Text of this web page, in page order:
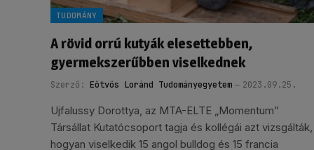
TUDOMÁNY
A rövid orrú kutyák elesettebben,
gyermekszerűbben viselkednek
Szerző: Eötvös Loránd Tudományegyetem 2023.09.25.
Ujfalussy Dorottya, az MTA-ELTE „Momentum”
Társállat Kutatócsoport tagja és kollégái azt vizsgálták,
hogyan viselkedik 15 angol bulldog és 15 francia